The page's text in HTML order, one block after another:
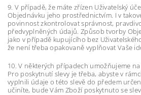
9. V případě, že máte zřízen Uživatelský
Objednávku jeho prostřednictvím. I v
povinnost zkontrolovat správnost,
předvyplněných údajů. Způsob tvorby
jako v případě kupujícího bez
že není třeba opakovaně vyplňovat Vaše
10. V některých případech umožňujeme
Pro poskytnutí slevy je třeba, abyste v
vyplnili údaje o této slevě do předem
učiníte, bude Vám Zboží poskytnuto se